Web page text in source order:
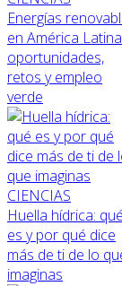
Energías
en América
oportunidades,
retos y empleo
verde
CIENCIAS
Huella hídrica: qué
es y por qué dice
más de ti de lo
imaginas